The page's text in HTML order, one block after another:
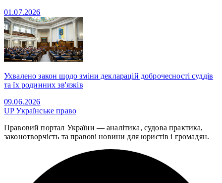
01.07.2026
Ухвалено закон щодо зміни декларацій доброчесності суддів
та їх родинних зв'язків
09.06.2026
UPУкраїнське право
Правовий портал України — аналітика, судова практика,
законотворчість та правові новини для юристів і громадян.